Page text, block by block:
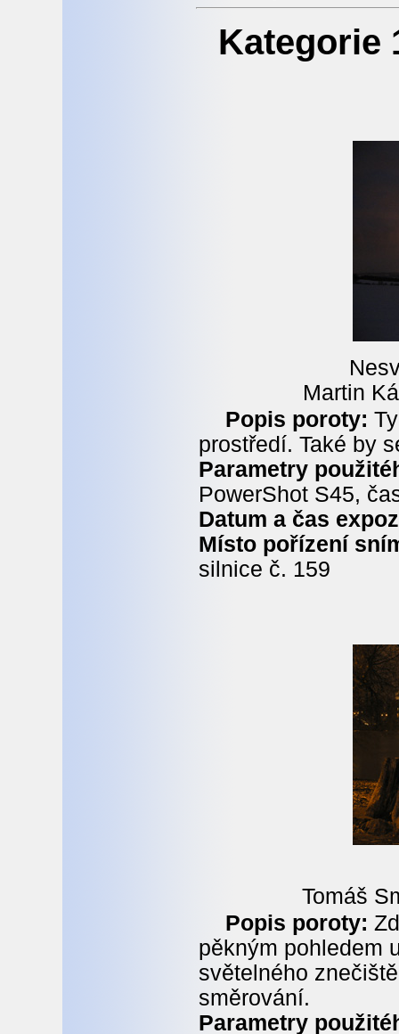
Kategorie
Martin
Popis poroty:
prostředí. Také by
Parametry
PowerShot S45,
Datum a čas
Místo pořízení
silnice č. 159
Tomáš
Popis poroty:
pěkným pohledem
světelného
směrování.
Parametry